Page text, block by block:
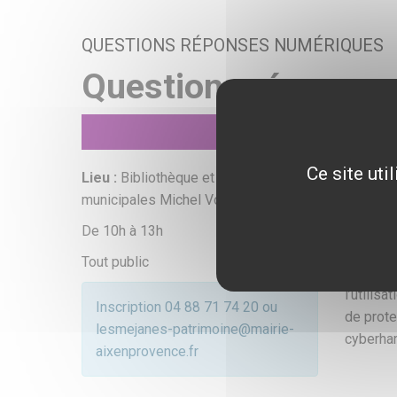
QUESTIONS RÉPONSES NUMÉRIQUES
Questions
Ces
de
Lieu : Bibliothèque et archives
municipales Michel Vovelle
De 10h à 13h
Tout public
Inscription 04 88 71 74 20 ou
lesmejanes-patrimoine@mairie-
aixenprovence.fr
Ce site